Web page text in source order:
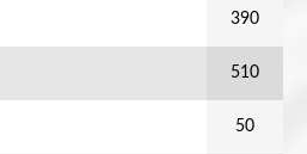
390
510
50